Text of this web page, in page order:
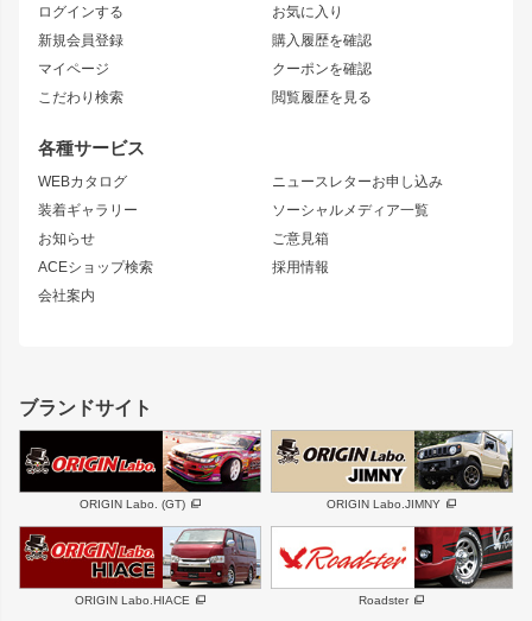
ログインする
新規会員登録
マイページ
こだわり検索
お気に入り
購入履歴を確認
クーポンを確認
閲覧履歴を見る
各種サービス
WEBカタログ
装着ギャラリー
お知らせ
ACEショップ検索
会社案内
ニュースレターお申し込み
ソーシャルメディア一覧
ご意見箱
採用情報
マークX
ニッサン
S15 シルビア
S14 シルビア 後期
S13 シルビア
180SX
シルエイティ
ワンビア
ローレル
セフィーロ
キャラバン
スズキ
GS350
SC
スバル 三菱
デリカ D:5
軽自動車 汎用
リアウイング
ジムニーパーツ
ホイール
MUD-S7
MUD-SR7
まつど家 鉄漢
ボンネット
フェンダー
サイドパーツ
リアゲート
メンテナンスパーツ
ハイエースパーツ
ホイール
DAYTONA-RS
DAYTONA-RS NEO
エアロシリーズ
ブランドサイト
ORIGIN Labo. (GT) ORIGIN Labo.JIMNY
ORIGIN Labo.HIACE Roadster